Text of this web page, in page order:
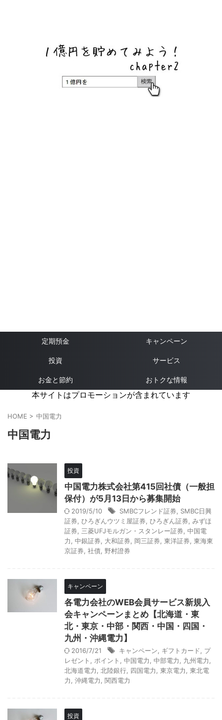
定期預金 キャンペーン
投資 サービス
お金と節約 おトクな情報
本サイトはプロモーションが含まれています
HOME > 中国電力
中国電力
投資
中国電力株式会社第415回社債（一般担
保付）が5月13日から募集開始
2019/5/10 SMBCフレンド証券
SMBC日興
証券 ひろぎんウツミ屋証券 ひろぎん証券 みずほ
証券
三菱UFJモルガン・スタンレー証券 中国電
力
中銀証券 大和証券 岡三証券 東洋証券 東海東
京証券 社債 野村證券
キャンペーン
各電力会社のWEB会員サービス新規入
会キャンペーンまとめ【北海道・東
北・東京・中部・関西・中国・四国・
九州・沖縄電力】
2016/7/21 キャンペーン ギフトカード
プ
レゼント
ポイント 中国電力 中部電力 九州電力
北海道電力
北陸銀行 四国電力 東京電力
東北電
力
沖縄電力 関西電力
投資